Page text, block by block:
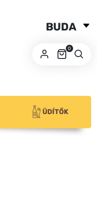
BUDA
0
ÜDÍTŐK